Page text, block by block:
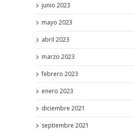
junio 2023
mayo 2023
abril 2023
marzo 2023
febrero 2023
enero 2023
diciembre 2021
septiembre 2021